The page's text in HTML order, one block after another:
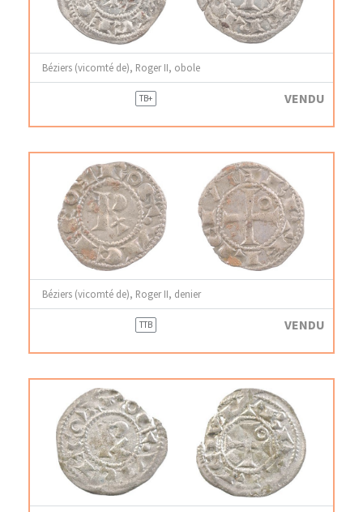
Béziers (vicomté de), Roger II, obole
TB+ VENDU
Béziers (vicomté de), Roger II, denier
TTB VENDU